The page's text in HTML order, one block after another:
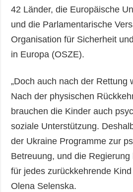
42 Länder, die Europäische
und die Parlamentarische
Organisation für Sicherheit
in Europa (OSZE).
„Doch auch nach der Rettung
Nach der physischen
brauchen die Kinder auch
soziale Unterstützung.
der Ukraine Programme zur
Betreuung, und die
für jedes zurückkehrende
Olena Selenska.